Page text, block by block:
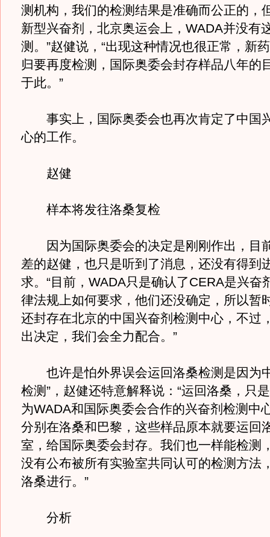
测机构，我们的检测结果是准确而公正的，
新型兴奋剂，北京奥运会上，WADA并没有
测。”赵健说，“出现这种情况也很正常，新
归要再度检测，国际奥委会封存样品八年的
于此。”
事实上，国际奥委会也再次肯定了中国
心的工作。
赵健
样本将发往洛桑复检
因为国际奥委会的决定是刚刚作出，目
差的赵健，也只是听到了消息，还没有得到
求。“目前，WADA只是确认了CERA是兴奋
律法规上如何要求，他们还没确定，所以暂
还封存在北京的中国兴奋剂检测中心，不过
出决定，我们会全力配合。”
也许是怕外界误会运回洛桑检测是因为
检测”，赵健还特意解释说：“运回洛桑，只
为WADA和国际奥委会合作的兴奋剂检测中
分别在洛桑和巴黎，这些样品原本就要运回
室，给国际奥委会封存。我们也一样能检测
没有公布被所有实验室共同认可的检测方法
洛桑进行。”
分析